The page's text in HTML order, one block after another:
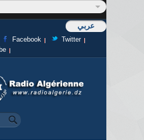
عربي
Facebook
Twitter
de recherche